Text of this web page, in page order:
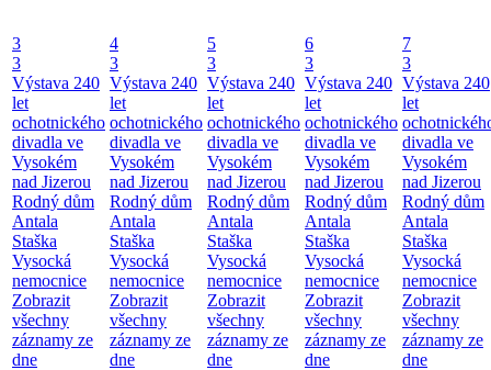
3
3
Výstava 240
let
ochotnického
divadla ve
Vysokém
nad Jizerou
Rodný dům
Antala
Staška
Vysocká
nemocnice
Zobrazit
všechny
záznamy ze
dne
4
3
Výstava 240
let
ochotnického
divadla ve
Vysokém
nad Jizerou
Rodný dům
Antala
Staška
Vysocká
nemocnice
Zobrazit
všechny
záznamy ze
dne
5
3
Výstava 240
let
ochotnického
divadla ve
Vysokém
nad Jizerou
Rodný dům
Antala
Staška
Vysocká
nemocnice
Zobrazit
všechny
záznamy ze
dne
6
3
Výstava 240
let
ochotnického
divadla ve
Vysokém
nad Jizerou
Rodný dům
Antala
Staška
Vysocká
nemocnice
Zobrazit
všechny
záznamy ze
dne
7
3
Výstava 240
let
divadla ve
Vysokém
nad Jizerou
Rodný dům
Antala
Staška
Vysocká
nemocnice
Zobrazit
všechny
záznamy ze
dne